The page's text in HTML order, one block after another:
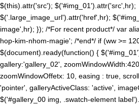
$(this).attr('src'); $('#img_01').attr('src',hr);
$('.large_image_url').attr('href',hr);
image',hr); }); /*For recent product*/ var
hop-kim-nhom-magie'; /*end*/ if (ww >=
$(document).ready(function() {
gallery:'gallery_02',
zoomWindowOffetx: 10, easing : true,
'pointer', galleryActiveClass: 'active',
$('#gallery_00 img, .swatch-element